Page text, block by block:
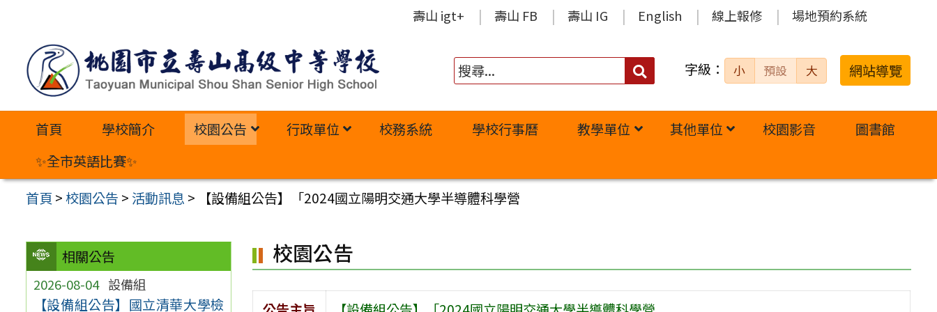
內
壽山 igt+ 壽山 FB 壽山 IG English 線上報修 場地預約系統
搜
字級： 小 預設 大 網站導覽
首頁 學校簡介 校園公告 行政單位 校務系統 學校行事曆 教學單位 其他單位 校園影音
圖書館
✨全市英語比賽✨
首頁 >校園公告 > 活動訊息 > 【設備組公告】「2024國立陽明交通大學半導體科學營
相關公告
2026-08-04 設備組
【設備組公告】國立清華大學檢
校園公告